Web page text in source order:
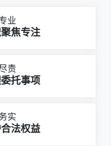
业
焦专注
责
托事项
实
法权益